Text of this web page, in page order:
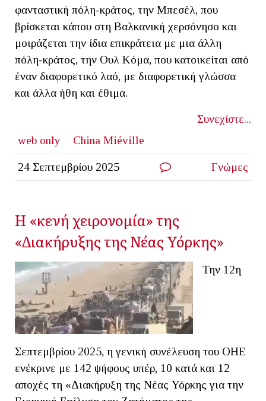
φανταστική πόλη-κράτος, την Μπεσέλ, που
βρίσκεται κάπου στη Βαλκανική χερσόνησο και
μοιράζεται την ίδια επικράτεια με μια άλλη
πόλη-κράτος, την Ουλ Κόμα, που κατοικείται από
έναν διαφορετικό λαό, με διαφορετική γλώσσα
και άλλα ήθη και έθιμα.
Συνεχίστε...
web only
China Miéville
24 Σεπτεμβρίου 2025 Γνώμες
Η «κενή χειρονομία» της
«Διακήρυξης της Νέας Υόρκης»
Την 12η
Σεπτεμβρίου 2025, η γενική συνέλευση του ΟΗΕ
ενέκρινε με 142 ψήφους υπέρ, 10 κατά και 12
αποχές τη «Διακήρυξη της Νέας Υόρκης για την